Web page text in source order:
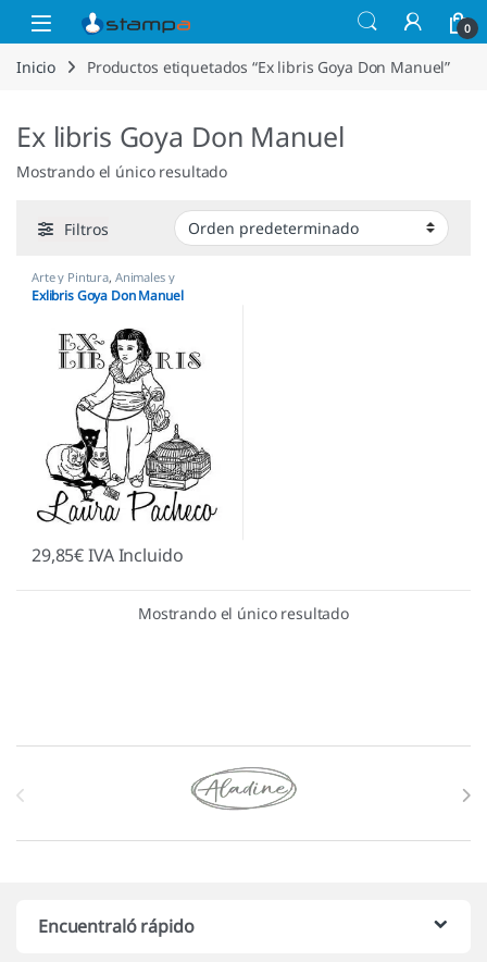
Saltar a la navegación
Saltar al contenido
Open 0
Inicio Productos etiquetados “Ex libris Goya Don Manuel”
Ex libris Goya Don Manuel
Mostrando el único resultado
Filtros
Arte y Pintura, Animales y
Mascotas, Sellos Ex Libris
Exlibris Goya Don Manuel
29,85€IVA Incluido
Mostrando el único resultado
Marcas De Carrusel
Encuentraló rápido